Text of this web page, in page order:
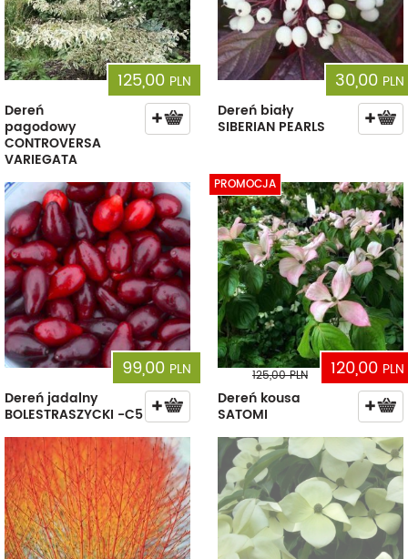
125,00 PLN
Dereń
pagodowy
CONTROVERSA
VARIEGATA
30,00 PLN
Dereń biały
SIBERIAN PEARLS
99,00 PLN
Dereń jadalny
BOLESTRASZYCKI -C5
PROMOCJA
120,00 PLN
125,00PLN
Dereń kousa
SATOMI